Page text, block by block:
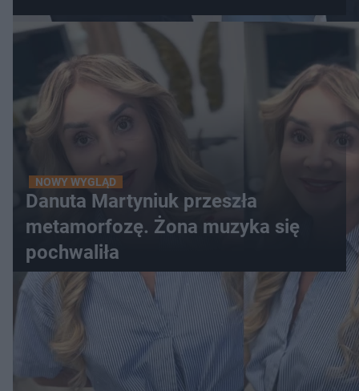
NOWY WYGLĄD
Danuta Martyniuk przeszła
metamorfozę. Żona muzyka się
pochwaliła
WIĘCEJ
LOKALNE